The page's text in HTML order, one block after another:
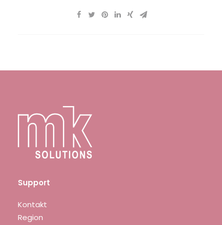
Support
Kontakt
Region